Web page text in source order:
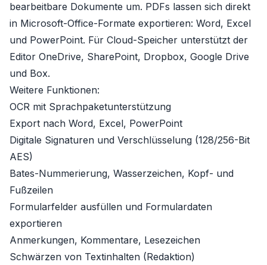
bearbeitbare Dokumente um. PDFs lassen sich direkt
in Microsoft-Office-Formate exportieren: Word, Excel
und PowerPoint. Für Cloud-Speicher unterstützt der
Editor OneDrive, SharePoint, Dropbox, Google Drive
und Box.
Weitere Funktionen:
OCR mit Sprachpaketunterstützung
Export nach Word, Excel, PowerPoint
Digitale Signaturen und Verschlüsselung (128/256-Bit
AES)
Bates-Nummerierung, Wasserzeichen, Kopf- und
Fußzeilen
Formularfelder ausfüllen und Formulardaten
exportieren
Anmerkungen, Kommentare, Lesezeichen
Schwärzen von Textinhalten (Redaktion)